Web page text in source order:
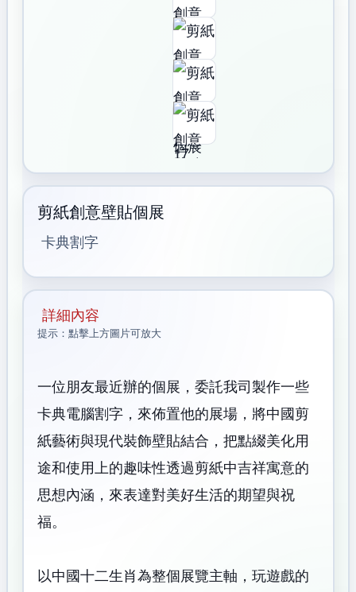
剪紙創意壁貼個展
卡典割字
詳細內容
提示：點擊上方圖片可放大
一位朋友最近辦的個展，委託我司製作一些
卡典電腦割字， 來佈置他的展場，將中國剪
紙藝術與現代裝飾壁貼結合，把點綴美化用
途和使用上的趣味性透過剪紙中吉祥寓意的
思想內涵，來表達對美好生活的期望與祝
福。
以中國十二生肖為整個展覽主軸，玩遊戲的